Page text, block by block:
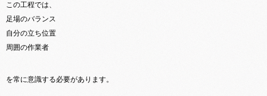
この工程では、
足場のバランス
自分の立ち位置
周囲の作業者
を常に意識する必要があります。